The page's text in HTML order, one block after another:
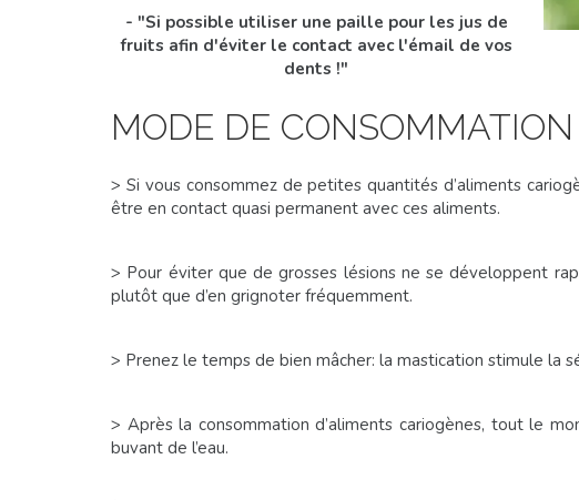
- "Si possible utiliser une paille pour les jus de
fruits afin d'éviter le contact avec l'émail de vos
dents !"
MODE DE
> Si vous consommez de petites quantités d’aliments
être en contact quasi permanent avec ces aliments.
> Pour éviter que de grosses lésions ne se développent
plutôt que d’en grignoter fréquemment.
> Prenez le temps de bien mâcher: la mastication stimule la
> Après la consommation d’aliments cariogènes, tout le
buvant de l’eau.